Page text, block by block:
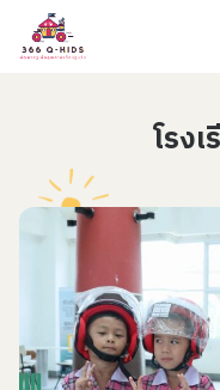
Skip to content
โรง